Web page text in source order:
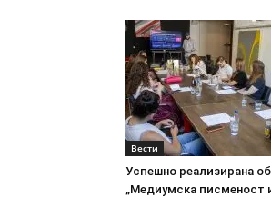
Вести
Успешно реализирана
„Медиумска писменост